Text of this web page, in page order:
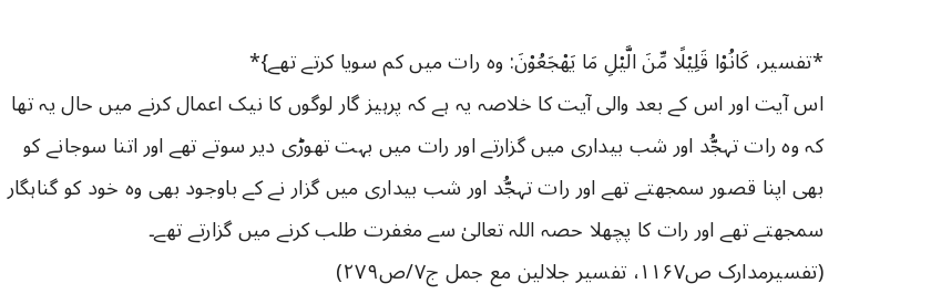
*تفسیر، كَانُوْا قَلِیْلًا مِّنَ الَّیْلِ مَا یَهْجَعُوْنَ: وہ رات میں کم سویا کرتے تھے}*
اس آیت اور اس کے بعد والی آیت کا خلاصہ یہ ہے کہ پرہیز گار لوگوں کا نیک اعمال کرنے میں حال یہ تھا
کہ وہ رات تہجُّد اور شب بیداری میں گزارتے اور رات میں بہت تھوڑی دیر سوتے تھے اور اتنا سوجانے کو
بھی اپنا قصور سمجھتے تھے اور رات تہجُّد اور شب بیداری میں گزار نے کے باوجود بھی وہ خود کو گناہگار
سمجھتے تھے اور رات کا پچھلا حصہ اللہ تعالیٰ سے مغفرت طلب کرنے میں گزارتے تھے۔
(تفسیرمدارک ص۱۱۶۷، تفسیر جلالین مع جمل ج۷/ص۲۷۹)